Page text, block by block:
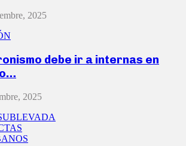
2025
debe ir a internas en
2025